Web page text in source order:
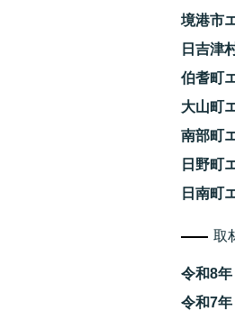
境港市
日吉津
伯耆町
大山町
南部町
日野町
日南町
取
令和8年
令和7